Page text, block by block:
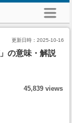
更新日時： 2025-10-16
の意味・解説
45,839 views